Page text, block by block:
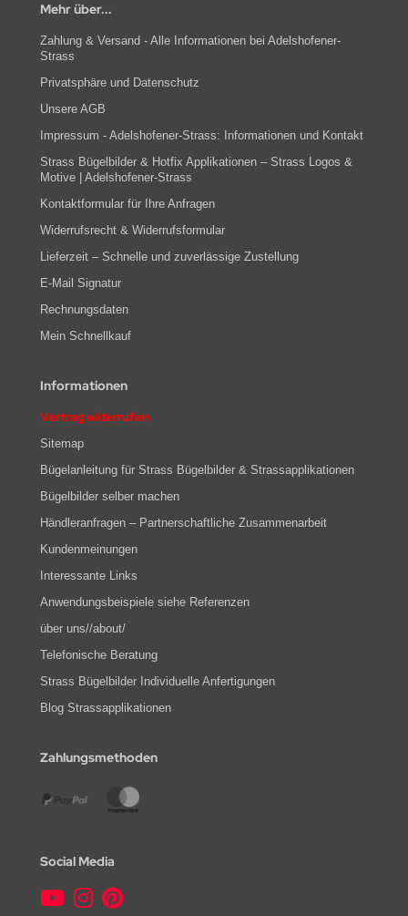
Mehr über...
Zahlung & Versand - Alle Informationen bei Adelshofener-
Strass
Privatsphäre und Datenschutz
Unsere AGB
Impressum - Adelshofener-Strass: Informationen und Kontakt
Strass Bügelbilder & Hotfix Applikationen – Strass Logos &
Motive | Adelshofener-Strass
Kontaktformular für Ihre Anfragen
Widerrufsrecht & Widerrufsformular
Lieferzeit – Schnelle und zuverlässige Zustellung
E-Mail Signatur
Rechnungsdaten
Mein Schnellkauf
Informationen
Vertrag widerrufen
Sitemap
Bügelanleitung für Strass Bügelbilder & Strassapplikationen
Bügelbilder selber machen
Händleranfragen – Partnerschaftliche Zusammenarbeit
Kundenmeinungen
Interessante Links
Anwendungsbeispiele siehe Referenzen
über uns//about/
Telefonische Beratung
Strass Bügelbilder Individuelle Anfertigungen
Blog Strassapplikationen
Zahlungsmethoden
Social Media